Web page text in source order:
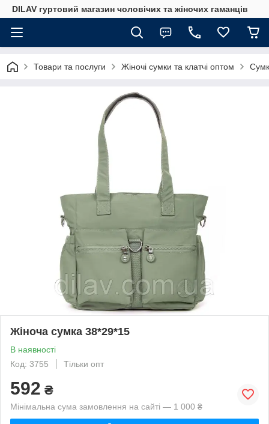
DILAV гуртовий магазин чоловічих та жіночих гаманців
Товари та послуги Жіночі сумки та клатчі оптом
Жіноча сумка 38*29*15
В наявності
Код: 3755
Тільки опт
592 ₴
Мінімальна сума замовлення на сайті — 1 000 ₴